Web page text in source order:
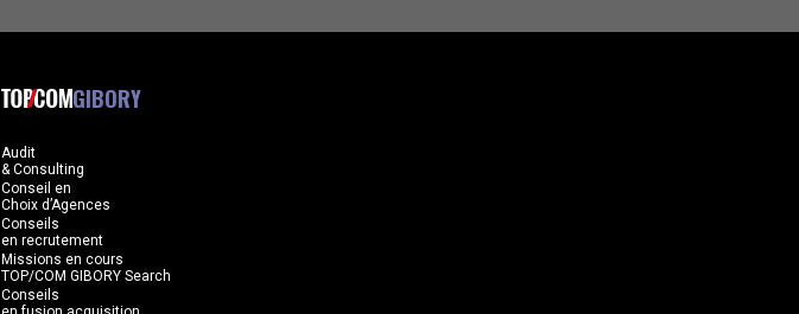
GIBORY
Audit
& Consulting
Conseil en
Choix d’Agences
Conseils
en recrutement
Missions en cours
TOP/COM GIBORY Search
Conseils